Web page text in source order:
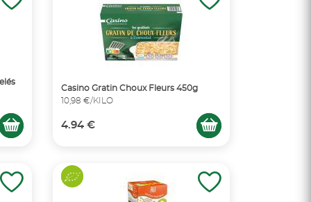
Casino Gratin Choux Fleurs 450g
10,98 €/KILO
4.94 €